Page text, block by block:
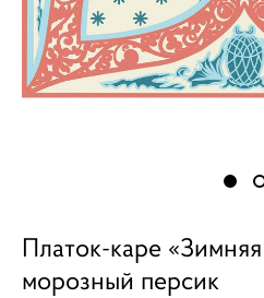
Платок-каре «Зимняя
морозный персик